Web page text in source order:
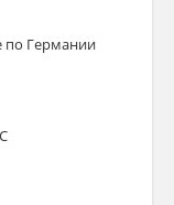
по Германии